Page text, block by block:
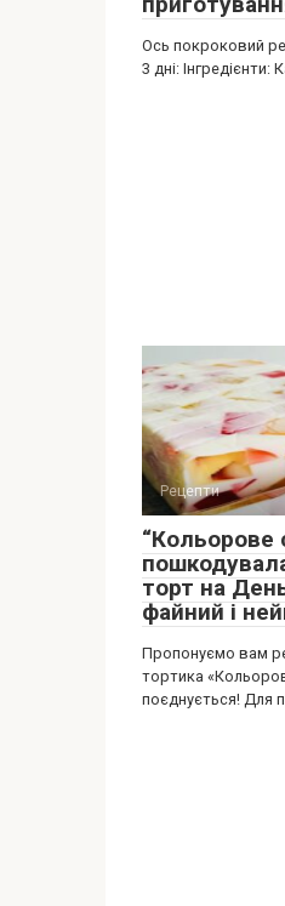
Ось покроковий
3 дні: Інгредієнти:
Рецепти
“Кольорове
торт на
файний і
Пропонуємо вам
тортика
поєднується! Для